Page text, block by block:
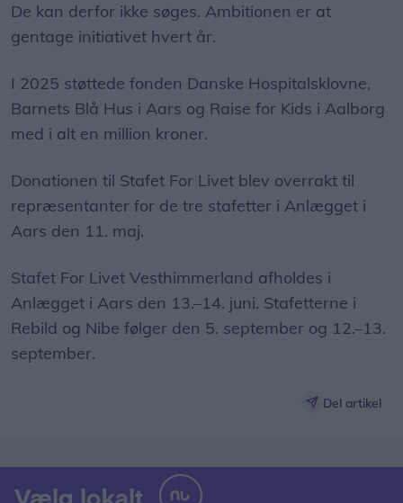
De kan derfor ikke søges. Ambitionen er at
gentage initiativet hvert år.
I 2025 støttede fonden Danske Hospitalsklovne,
Barnets Blå Hus i Aars og Raise for Kids i Aalborg
med i alt en million kroner.
Donationen til Stafet For Livet blev overrakt til
repræsentanter for de tre stafetter i Anlægget i
Aars den 11. maj.
Stafet For Livet Vesthimmerland afholdes i
Anlægget i Aars den 13.–14. juni. Stafetterne i
Rebild og Nibe følger den 5. september og 12.–13.
september.
Del artikel